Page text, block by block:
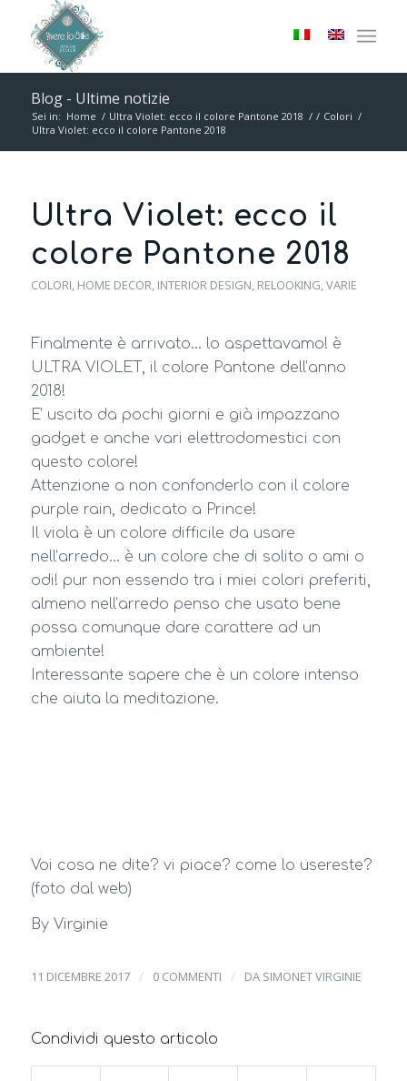
Blog - Ultime notizie
Sei in: Home / Ultra Violet: ecco il colore Pantone 2018 / / Colori /
Ultra Violet: ecco il colore Pantone 2018
Ultra Violet: ecco il
colore Pantone 2018
COLORI, HOME DECOR, INTERIOR DESIGN, RELOOKING,VARIE
Finalmente è arrivato… lo aspettavamo! è
ULTRA VIOLET, il colore Pantone dell’anno
2018!
E’ uscito da pochi giorni e già impazzano
gadget e anche vari elettrodomestici con
questo colore!
Attenzione a non confonderlo con il colore
purple rain, dedicato a Prince!
Il viola è un colore difficile da usare
nell’arredo… è un colore che di solito o ami o
odi! pur non essendo tra i miei colori preferiti,
almeno nell’arredo penso che usato bene
possa comunque dare carattere ad un
ambiente!
Interessante sapere che è un colore intenso
che aiuta la meditazione.
Voi cosa ne dite? vi piace? come lo usereste?
(foto dal web)
By Virginie
11 DICEMBRE 2017 / 0 COMMENTI / DA SIMONET VIRGINIE
Condividi questo articolo